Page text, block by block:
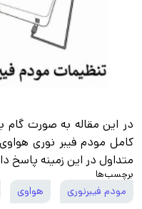
در این مقاله به صورت گام
کامل مودم فیبر نوری
متداول در این زمینه پاسخ
برچسب‌ها
مودم فیبرنوری هواوی